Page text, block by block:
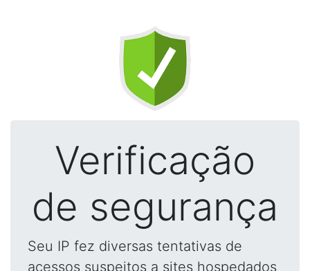
Verificação
de segurança
Seu IP fez diversas tentativas de
acessos suspeitos a sites hospedados